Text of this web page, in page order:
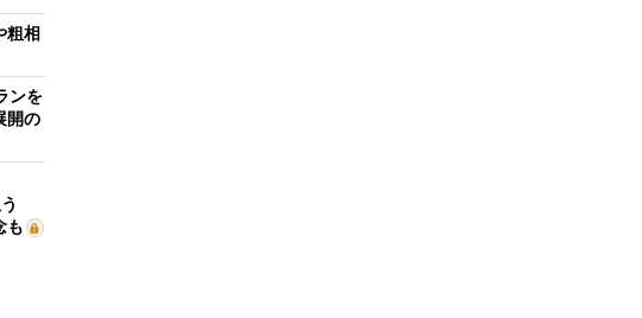
粗相
ンを
開の
う
も